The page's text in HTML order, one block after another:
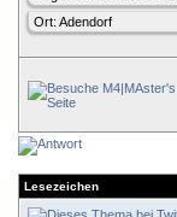
Ort: Adendorf
Lesezeichen